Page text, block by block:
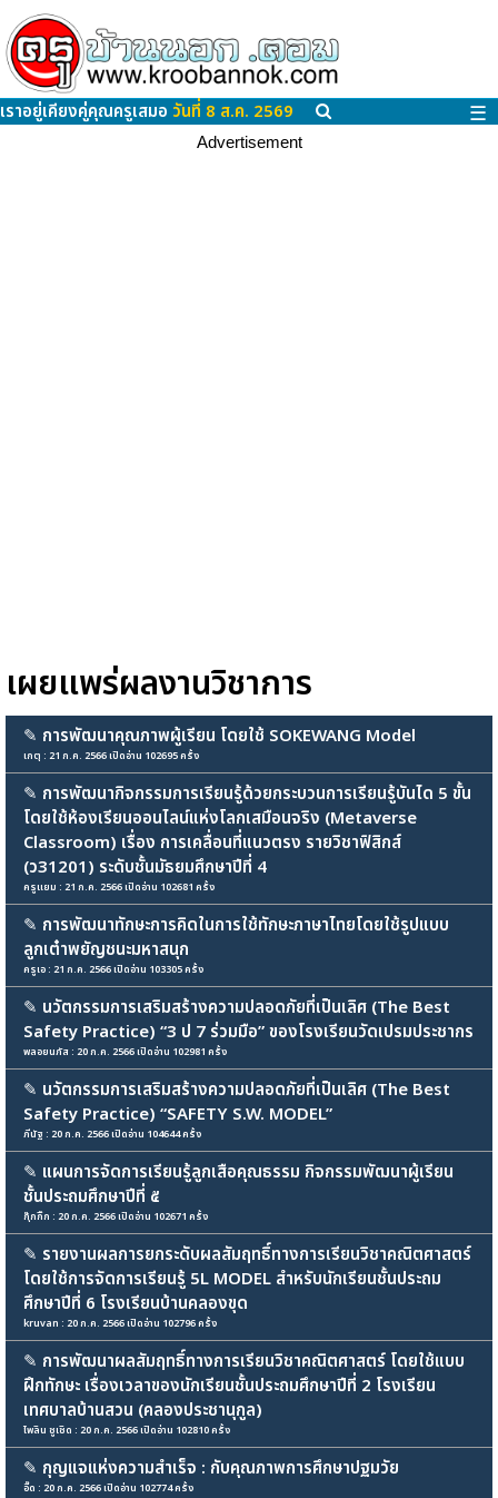
เราอยู่เคียงคู่คุณครูเสมอ วันที่ 8 ส.ค. 2569 ☰
Advertisement
เผยแพร่ผลงานวิชาการ
✎ การพัฒนาคุณภาพผู้เรียน โดยใช้ SOKEWANG Model
เกตุ : 21 ก.ค. 2566 เปิดอ่าน 102695 ครั้ง
✎ การพัฒนากิจกรรมการเรียนรู้ด้วยกระบวนการเรียนรู้บันได 5 ขั้น
โดยใช้ห้องเรียนออนไลน์แห่งโลกเสมือนจริง (Metaverse
Classroom) เรื่อง การเคลื่อนที่แนวตรง รายวิชาฟิสิกส์
(ว31201) ระดับชั้นมัธยมศึกษาปีที่ 4
ครูแยม : 21 ก.ค. 2566 เปิดอ่าน 102681 ครั้ง
✎ การพัฒนาทักษะการคิดในการใช้ทักษะภาษาไทยโดยใช้รูปแบบ
ลูกเต๋าพยัญชนะมหาสนุก
ครูเอ : 21 ก.ค. 2566 เปิดอ่าน 103305 ครั้ง
✎ นวัตกรรมการเสริมสร้างความปลอดภัยที่เป็นเลิศ (The Best
Safety Practice) “3 ป 7 ร่วมมือ” ของโรงเรียนวัดเปรมประชากร
พลอยนภัส : 20 ก.ค. 2566 เปิดอ่าน 102981 ครั้ง
✎ นวัตกรรมการเสริมสร้างความปลอดภัยที่เป็นเลิศ (The Best
Safety Practice) “SAFETY S.W. MODEL”
ภีนัฐ : 20 ก.ค. 2566 เปิดอ่าน 104644 ครั้ง
✎ แผนการจัดการเรียนรู้ลูกเสือคุณธรรม กิจกรรมพัฒนาผู้เรียน
ชั้นประถมศึกษาปีที่ ๕
กุ๊กกิ๊ก : 20 ก.ค. 2566 เปิดอ่าน 102671 ครั้ง
✎ รายงานผลการยกระดับผลสัมฤทธิ์ทางการเรียนวิชาคณิตศาสตร์
โดยใช้การจัดการเรียนรู้ 5L MODEL สำหรับนักเรียนชั้นประถม
ศึกษาปีที่ 6 โรงเรียนบ้านคลองขุด
kruvan : 20 ก.ค. 2566 เปิดอ่าน 102796 ครั้ง
✎ การพัฒนาผลสัมฤทธิ์ทางการเรียนวิชาคณิตศาสตร์ โดยใช้แบบ
ฝึกทักษะ เรื่องเวลาของนักเรียนชั้นประถมศึกษาปีที่ 2 โรงเรียน
เทศบาลบ้านสวน (คลองประชานุกูล)
ไพลิน ชูเชิด : 20 ก.ค. 2566 เปิดอ่าน 102810 ครั้ง
✎ กุญแจแห่งความสำเร็จ : กับคุณภาพการศึกษาปฐมวัย
อี๊ด : 20 ก.ค. 2566 เปิดอ่าน 102774 ครั้ง